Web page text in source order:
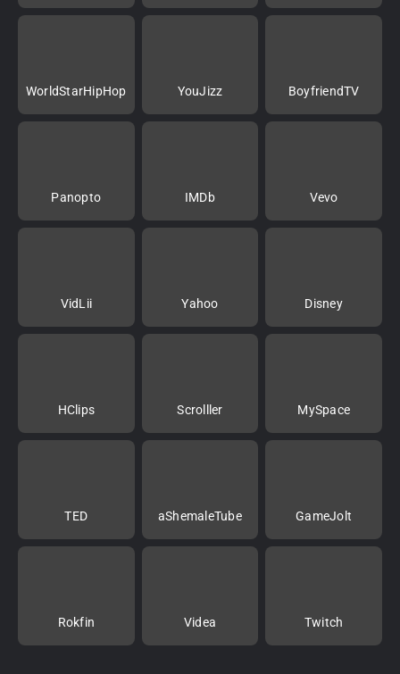
WorldStarHipHop YouJizz BoyfriendTV
Panopto IMDb Vevo
VidLii Yahoo Disney
HClips Scrolller MySpace
TED aShemaleTube GameJolt
Rokfin Videa Twitch